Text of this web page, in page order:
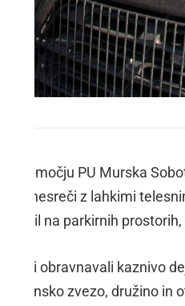
območju PU Murska
nesreči z lahkimi
vozil na parkirnih
obravnavali kaznivo
zakonsko zvezo, družino